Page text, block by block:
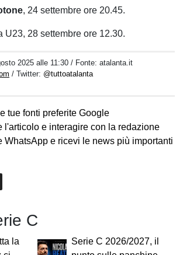
, 24 settembre ore 20.45.
U23, 28 settembre ore 12.30.
2025 alle 11:30 / Fonte: atalanta.it
/ Twitter: @tuttoatalanta
tue fonti preferite Google
l'articolo e interagire con la redazione
WhatsApp e ricevi le news più importanti
C
la
Serie C 2026/2027, il